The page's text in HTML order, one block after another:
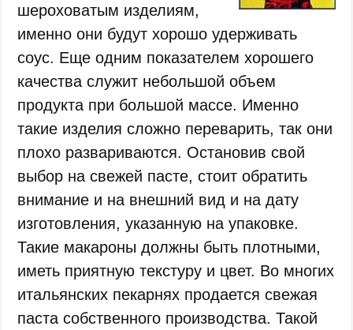
шероховатым изделиям,
именно они будут хорошо удерживать
соус. Еще одним показателем хорошего
качества служит небольшой объем
продукта при большой массе. Именно
такие изделия сложно переварить, так они
плохо развариваются. Остановив свой
выбор на свежей пасте, стоит обратить
внимание и на внешний вид и на дату
изготовления, указанную на упаковке.
Такие макароны должны быть плотными,
иметь приятную текстуру и цвет. Во многих
итальянских пекарнях продается свежая
паста собственного производства. Такой